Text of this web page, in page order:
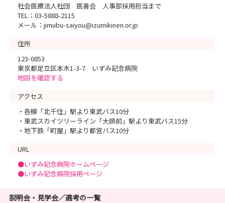
社会医療法人社団 医善会 人事部採用担当まで
TEL：03-5888-2115
メール：jimubu-saiyou@izumikinen.or.jp
住所
123-0853
東京都足立区本木1-3-7 いずみ記念病院
地図を確認する
アクセス
・各線「北千住」駅より東武バス10分
・東武スカイツリーライン「大師前」駅より東武バス15分
・地下鉄「町屋」駅より都営バス10分
URL
●いずみ記念病院ホームページ
●いずみ記念病院採用ページ
説明会・見学会／選考の一覧